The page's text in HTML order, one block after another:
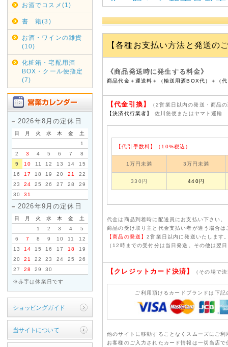
お酒でコスメ(1)
書 籍(3)
お酒・ワインの雑貨
(10)
化粧箱・宅配用酒
BOX・クール便指定
(7)
2026年8月の定休日
日 月 火 水 木 金
土
1
2
3 4 5 6 7
8
9
10 11 12 13 14
15
16
17 18 19 20 21
22
23
24 25 26 27 28
29
30
31
2026年9月の定休日
日 月 火 水 木 金
土
1
2 3 4
5
6
7 8 9 10 11
12
13
14 15 16 17 18
19
20
21 22 23 24 25
26
27
28 29 30
※赤字は休業日です
ショッピングガイド
当サイトについて
北の勝から新商品発
7月6日に北の勝から「
昨年の「鳳」次ぐ本格
熟成された旨味と、日
ぜひ北の勝ファンの皆
1800mlと720mlの設定
す。
2026年06月13日
発送作業休止のお知
6月14日15日は担当者
ご迷惑をおかけいたし
2026年06月05日
北の勝「冷用酒」発
ただいまご予約受付し
2025年01月12日
【重 要】北の勝「搾
いつも当店をご利用い
【各種お支払い方法と発送の
《商品発送時に発生する料金》
商品代金＋運送料＋（輸送用酒BOX代）＋（
【代金引換】
（2営業日以内の発送・商品
【決済代行業者】
佐川急便またはヤマト運輸
【代引手数料】（10%税込）
1万円未満 3万円未満
330円 440円
代金は商品到着時に配送員にお支払い下さい。
商品の受け取り主と代金支払い者が違う場合
【商品の発送】2営業日以内に発送いたします
（12時までの受付分は当日発送。その他は翌
【 クレジットカード決済】 （その場で
ご利用頂けるカードブランドは下記
他のサイトに移動することなくスムーズにご利
お客様のご入力されたカード情報は一切当店